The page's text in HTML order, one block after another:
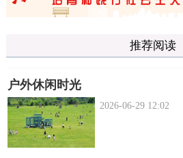
推荐阅读
户外休闲时光
2026-06-29 12:02